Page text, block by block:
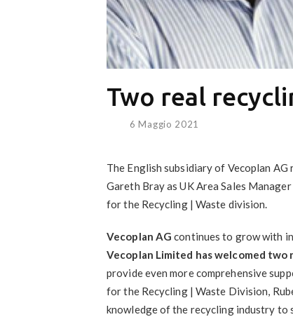
Two real
6 Maggio 2021
The English subsidiary of Vecoplan
Gareth Bray as UK Area Sales
for the Recycling | Waste division.
Vecoplan AG continues to grow with
Vecoplan Limited has welcomed two
provide even more comprehensive
for the Recycling | Waste Division,
knowledge of the recycling industry to